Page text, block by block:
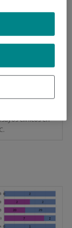
"Watch and
en cáncer rectal.
Células
clínicos en